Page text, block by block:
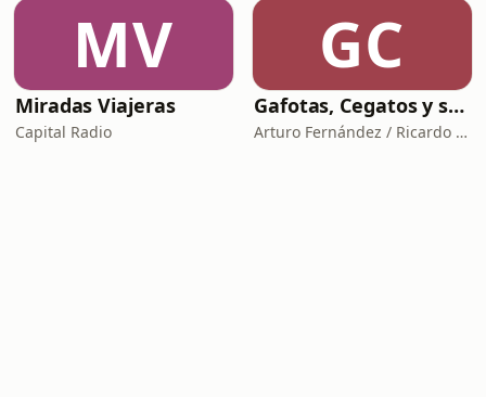
MV
Miradas Viajeras
Capital Radio
GC
Gafotas, Cegatos y sus Aparatos - Podcast
Arturo Fernández / Ricardo Abad